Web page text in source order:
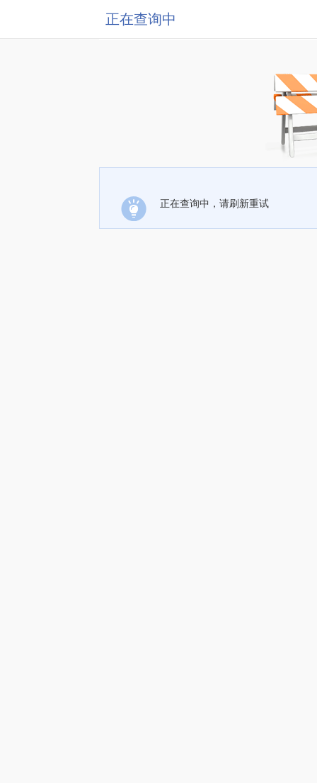
正在查询中
正在查询中，请刷新重试